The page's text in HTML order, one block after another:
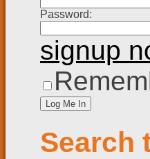
Password:
signup
Search